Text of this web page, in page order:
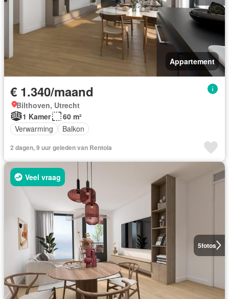
Appartement
€ 1.340/maand
Bilthoven, Utrecht
1 Kamer
60 m²
Verwarming
Balkon
2 dagen, 9 uur geleden van Rentola
5fotos
Veel vraag